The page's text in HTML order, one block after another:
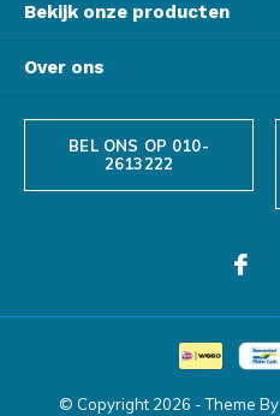
Bekijk onze producten
Over ons
BEL ONS OP 010-
2613222
© Copyright 2026 - Theme By